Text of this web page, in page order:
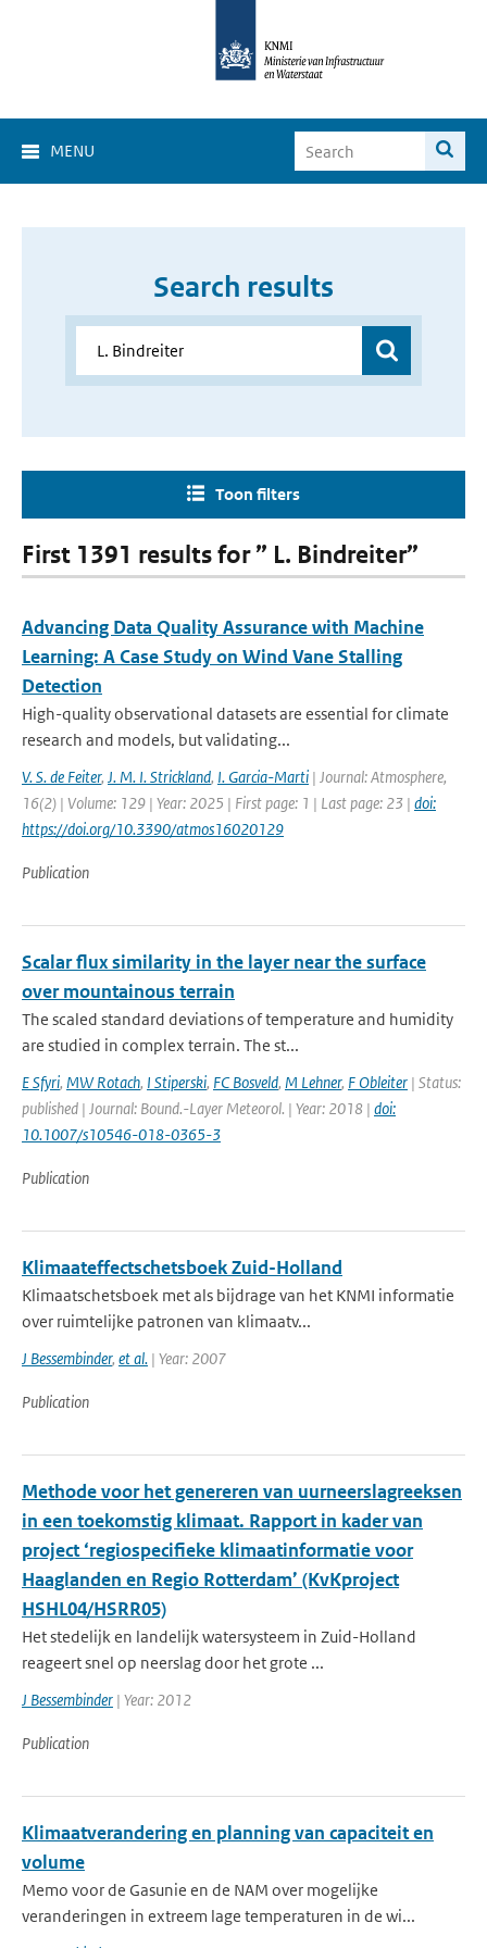
MENU
Search results
Toon filters
First 1391 results for ” L. Bindreiter”
Advancing Data Quality Assurance with Machine
Learning: A Case Study on Wind Vane Stalling
Detection
High-quality observational datasets are essential for climate
research and models, but validating...
V. S. de Feiter, J. M. I. Strickland, I. Garcia-Marti | Journal: Atmosphere,
16(2) | Volume: 129 | Year: 2025 | First page: 1 | Last page: 23 | doi:
https://doi.org/10.3390/atmos16020129
Publication
Scalar flux similarity in the layer near the surface
over mountainous terrain
The scaled standard deviations of temperature and humidity
are studied in complex terrain. The st...
E Sfyri, MW Rotach, I Stiperski, FC Bosveld, M Lehner, F Obleiter | Status:
published | Journal: Bound.-Layer Meteorol. | Year: 2018 | doi:
10.1007/s10546-018-0365-3
Publication
Klimaateffectschetsboek Zuid-Holland
Klimaatschetsboek met als bijdrage van het KNMI informatie
over ruimtelijke patronen van klimaatv...
J Bessembinder, et al. | Year: 2007
Publication
Methode voor het genereren van uurneerslagreeksen
in een toekomstig klimaat. Rapport in kader van
project ‘regiospecifieke klimaatinformatie voor
Haaglanden en Regio Rotterdam’ (KvKproject
HSHL04/HSRR05)
Het stedelijk en landelijk watersysteem in Zuid-Holland
reageert snel op neerslag door het grote ...
J Bessembinder | Year: 2012
Publication
Klimaatverandering en planning van capaciteit en
volume
Memo voor de Gasunie en de NAM over mogelijke
veranderingen in extreem lage temperaturen in de wi...